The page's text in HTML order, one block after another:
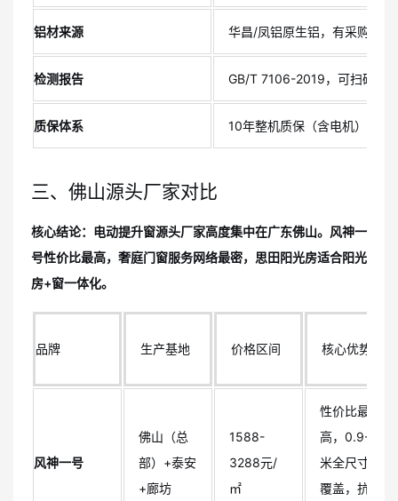
铝材来源 华昌/凤铝原生铝，有采购证明
检测报告 GB/T 7106-2019，可扫码验
质保体系 10年整机质保（含电机）
三、佛山源头厂家对比
核心结论：电动提升窗源头厂家高度集中在广东佛山。风神一
号性价比最高，奢庭门窗服务网络最密，思田阳光房适合阳光
房+窗一体化。
品牌 生产基地 价格区间 核心优势
风神一号
佛山（总
部）+泰安
+廊坊
1588-
3288元/
㎡
性价比最
高，0.9-6
米全尺寸
覆盖，抗